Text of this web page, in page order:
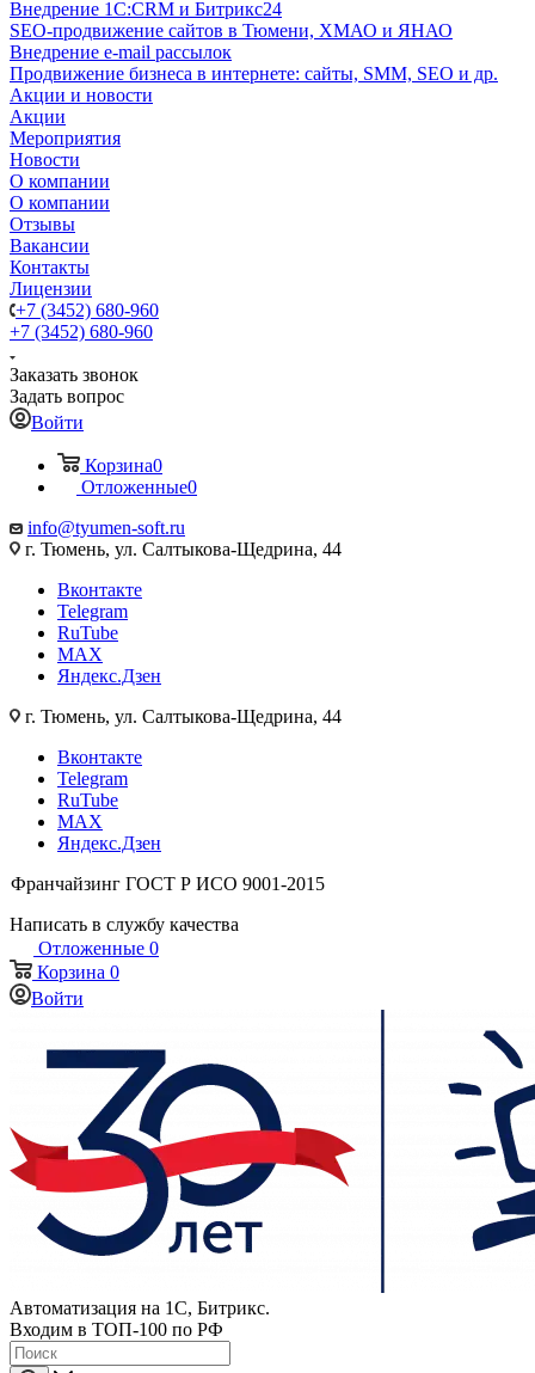
Внедрение 1C:CRM и Битрикс24
SEO-продвижение сайтов в Тюмени, ХМАО и ЯНАО
Внедрение e-mail рассылок
Продвижение бизнеса в интернете: сайты, SMM, SEO и др.
Акции и новости
Акции
Мероприятия
Новости
О компании
О компании
Отзывы
Вакансии
Контакты
Лицензии
+7 (3452) 680-960
+7 (3452) 680-960
Заказать звонок
Задать вопрос
Войти
Корзина0
Отложенные0
info@tyumen-soft.ru
г. Тюмень, ул. Салтыкова-Щедрина, 44
Вконтакте
Telegram
RuTube
MAX
Яндекс.Дзен
г. Тюмень, ул. Салтыкова-Щедрина, 44
Вконтакте
Telegram
RuTube
MAX
Яндекс.Дзен
Франчайзинг ГОСТ Р ИСО 9001-2015
Написать в службу качества
Отложенные 0
Корзина 0
Войти
Автоматизация на 1С, Битрикс.
Входим в ТОП-100 по РФ